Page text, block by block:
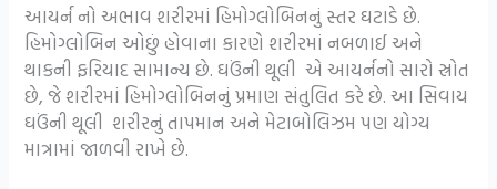
આયર્ન નો અભાવ શરીરમાં હિમોગ્લોબિનનું સ્તર ઘટાડે છે.
હિમોગ્લોબિન ઓછું હોવાના કારણે શરીરમાં નબળાઈ અને
થાકની ફરિયાદ સામાન્ય છે. ઘઉંની થૂલી એ આયર્નનો સારો સ્રોત
છે, જે શરીરમાં હિમોગ્લોબિનનું પ્રમાણ સંતુલિત કરે છે. આ સિવાય
ઘઉંની થૂલી શરીરનું તાપમાન અને મેટાબોલિઝમ પણ યોગ્ય
માત્રામાં જાળવી રાખે છે.